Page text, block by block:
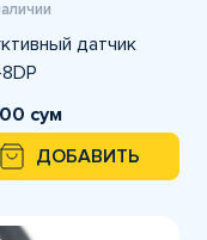
датчик
сум
ДОБАВИТЬ